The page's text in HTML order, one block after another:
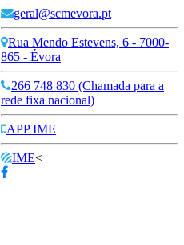
geral@scmevora.pt
Rua Mendo Estevens, 6 - 7000-
865 - Évora
266 748 830 (Chamada para a
rede fixa nacional)
APP IME
IME<